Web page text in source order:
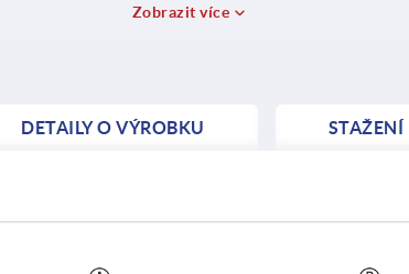
Zobrazit více
DETAILY O VÝROBKU STAŽENÍ